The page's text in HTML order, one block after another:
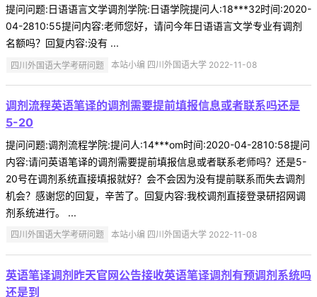
提问问题:日语语言文学调剂学院:日语学院提问人:18***32时间:2020-
04-2810:55提问内容:老师您好，请问今年日语语言文学专业有调剂
名额吗？回复内容:没有 ...
四川外国语大学考研问题 本站小编 四川外国语大学 2022-11-08
调剂流程英语笔译的调剂需要提前填报信息或者联系吗还是
5-20
提问问题:调剂流程学院:提问人:14***om时间:2020-04-2810:58提问
内容:请问英语笔译的调剂需要提前填报信息或者联系老师吗？还是5-
20号在调剂系统直接填报就好？会不会因为没有提前联系而失去调剂
机会？感谢您的回复，辛苦了。回复内容:我校调剂直接登录研招网调
剂系统进行。 ...
四川外国语大学考研问题 本站小编 四川外国语大学 2022-11-08
英语笔译调剂昨天官网公告接收英语笔译调剂有预调剂系统吗
还是到